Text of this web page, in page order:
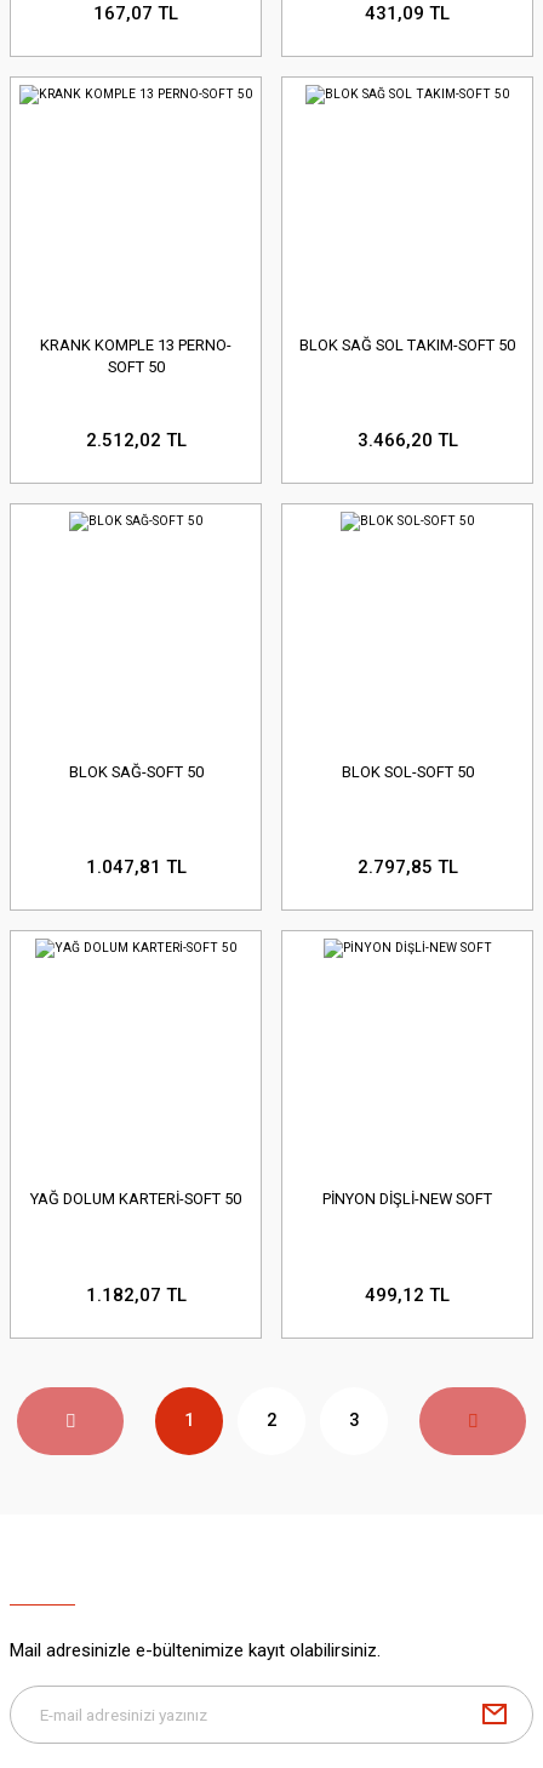
167,07 TL 431,09 TL
KRANK KOMPLE 13 PERNO-
SOFT 50
2.512,02 TL
BLOK SAĞ SOL TAKIM-SOFT 50
3.466,20 TL
BLOK SAĞ-SOFT 50
1.047,81 TL
BLOK SOL-SOFT 50
2.797,85 TL
YAĞ DOLUM KARTERİ-SOFT 50
1.182,07 TL
PİNYON DİŞLİ-NEW SOFT
499,12 TL
1 2 3
Mail adresinizle e-bültenimize kayıt olabilirsiniz.